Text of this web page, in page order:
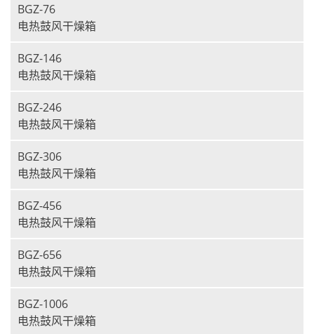
BGZ-76
电热鼓风干燥箱
BGZ-146
电热鼓风干燥箱
BGZ-246
电热鼓风干燥箱
BGZ-306
电热鼓风干燥箱
BGZ-456
电热鼓风干燥箱
BGZ-656
电热鼓风干燥箱
BGZ-1006
电热鼓风干燥箱